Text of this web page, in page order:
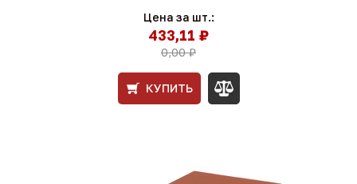
Цена за шт.:
433,11 ₽
0,00 ₽
КУПИТЬ